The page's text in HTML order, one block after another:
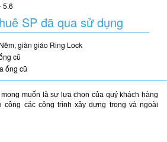
5.6
SP đã qua sử dụng
giàn giáo Ring Lock
cũ
ống cũ
mong muốn là sự lựa chọn của quý khách hàng
công các công trình xây dựng trong và ngoài